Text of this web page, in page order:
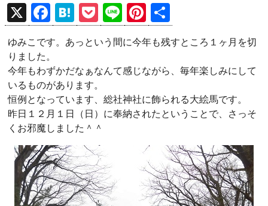
X
F
a
ce
b
o
o
k
H
at
e
n
a
P
o
ck
et
Li
n
e
Pi
nt
er
es
有
ゆみこです。あっという間に今年も残すところ１ヶ月を切
りました。
今年もわずかだなぁなんて感じながら、毎年楽しみにして
いるものがあります。
恒例となっています、総社神社に飾られる大絵馬です。
昨日１２月１日（日）に奉納されたということで、さっそ
くお邪魔しました＾＾